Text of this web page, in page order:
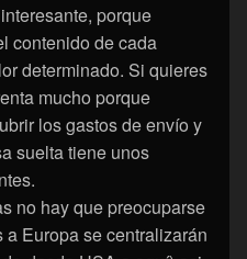
porque
contenido de cada
determinado. Si quieres
mucho porque
los gastos de envío y
suelta tiene unos
no hay que preocuparse
a Europa se centralizarán